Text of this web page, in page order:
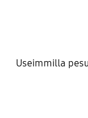
Useimmilla